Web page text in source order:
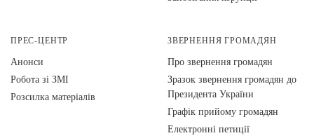
ПРЕС-ЦЕНТР
Анонси
Робота зі ЗМІ
Розсилка матеріалів
ЗВЕРНЕННЯ ГРОМАДЯН
Про звернення громадян
Зразок звернення громадян до
Президента України
Графік прийому громадян
Електронні петиції